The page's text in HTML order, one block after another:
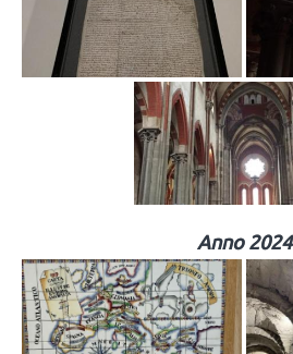
Anno 2024